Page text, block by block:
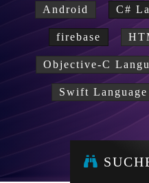
Android C#
firebase
Objective-C
Swift Language